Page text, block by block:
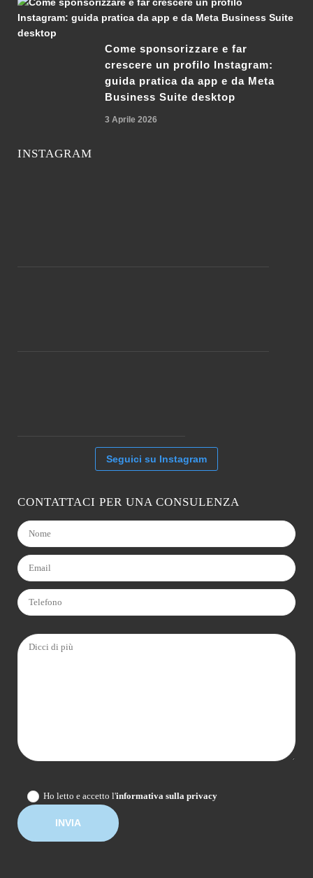
Come sponsorizzare e far
crescere un profilo Instagram:
guida pratica da app e da Meta
Business Suite desktop
3 Aprile 2026
INSTAGRAM
Seguici su Instagram
CONTATTACI PER UNA CONSULENZA
Ho letto e accetto l'informativa sulla privacy